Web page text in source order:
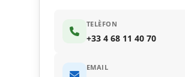
TELÈFON
+33 4 68 11 40 70
EMAIL